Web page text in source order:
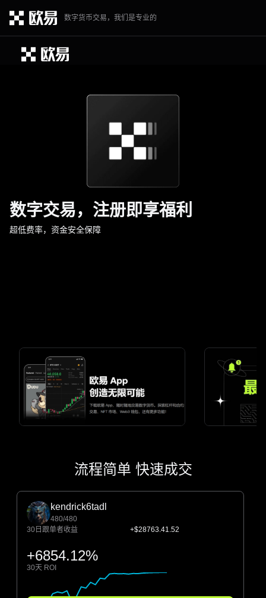
数字货币交易，我们是专业的
数字交易，注册即享福利
超低费率，资金安全保障
流程简单 快速成交
kendrick6tadl
480/480
30日跟单者收益
+$28763.41.52
+6854.12%
30天 ROI